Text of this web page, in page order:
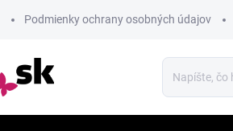
Podmienky ochrany osobných údajov